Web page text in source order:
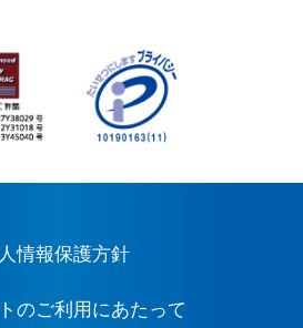
情報保護方針
のご利用にあたって